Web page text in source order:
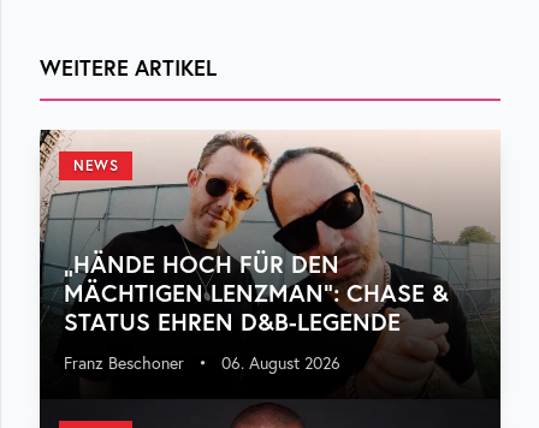
WEITERE ARTIKEL
NEWS
„HÄNDE HOCH FÜR DEN
MÄCHTIGEN LENZMAN“: CHASE &
STATUS EHREN D&B-LEGENDE
Franz Beschoner • 06. August 2026